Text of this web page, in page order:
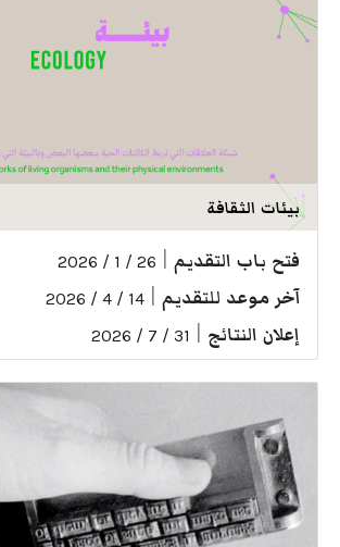
بيئات الثقافة
فتح باب التقديم 26 / 1 / 2026
آخر موعد للتقديم 14 / 4 / 2026
إعلان النتائج 31 / 7 / 2026